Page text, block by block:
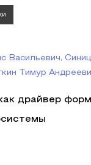
Васильевич,
Тимур
драйвер